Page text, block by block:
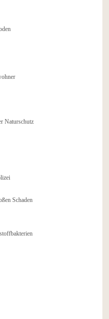
Naturschutz
Schaden